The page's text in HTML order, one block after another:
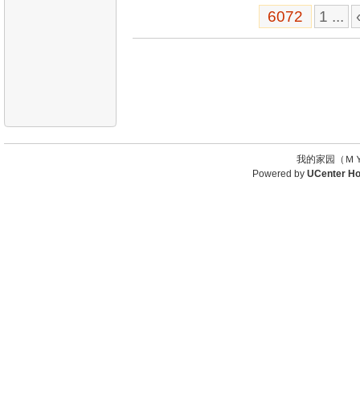
6072 1 ...
我的家园（
Powered by UCenter